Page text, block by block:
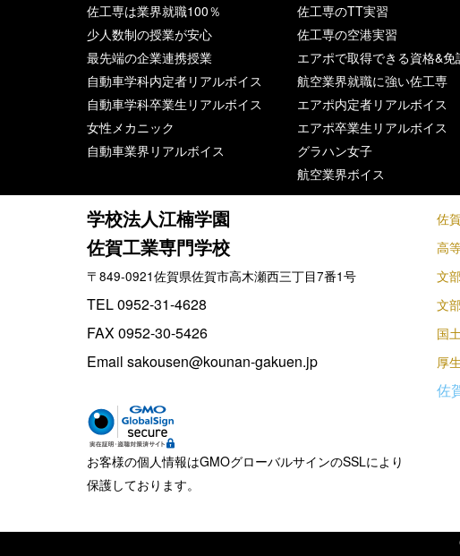
佐工専は業界就職100％
少人数制の授業が安心
最先端の企業連携授業
自動車学科内定者リアルボイス
自動車学科卒業生リアルボイス
女性メカニック
自動車業界リアルボイス
佐工専のTT実習
佐工専の空港実習
エアポで取得できる資格&免
航空業界就職に強い佐工専
エアポ内定者リアルボイス
エアポ卒業生リアルボイス
グラハン女子
航空業界ボイス
学校法人江楠学園
佐賀工業専門学校
〒849-0921佐賀県佐賀市高木瀬西三丁目7番1号
TEL 0952-31-4628
FAX 0952-30-5426
Email sakousen@kounan-gakuen.jp
お客様の個人情報はGMOグローバルサインのSSLにより
保護しております。
佐
高
文
文
国
厚
佐